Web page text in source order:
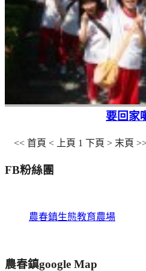
要回家
<< 首頁 < 上頁 1 下頁 > 末頁
FB粉絲團
農春鎮生態教育農場
農春鎮google Map